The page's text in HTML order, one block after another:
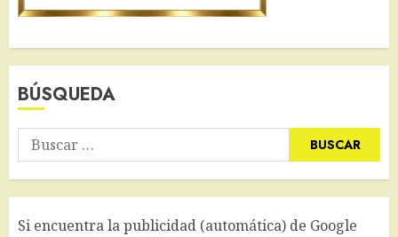
BÚSQUEDA
Buscar:
Si encuentra la publicidad (automática) de Google